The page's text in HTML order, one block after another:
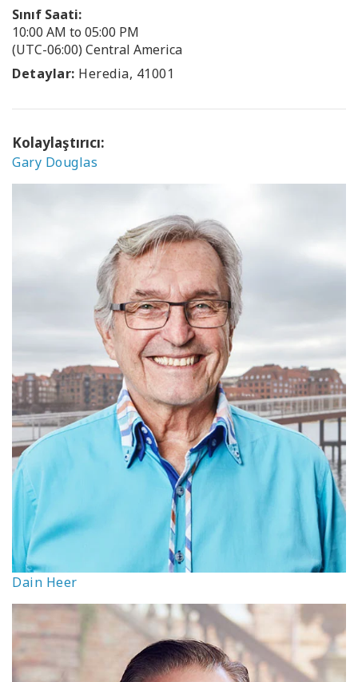
Sınıf Saati:
10:00 AM to 05:00 PM
(UTC-06:00) Central America
Detaylar: Heredia, 41001
Kolaylaştırıcı:
Gary Douglas
Dain Heer